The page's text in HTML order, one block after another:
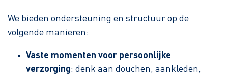
We bieden ondersteuning en structuur op de
volgende manieren:
Vaste momenten voor persoonlijke
verzorging: denk aan douchen, aankleden,